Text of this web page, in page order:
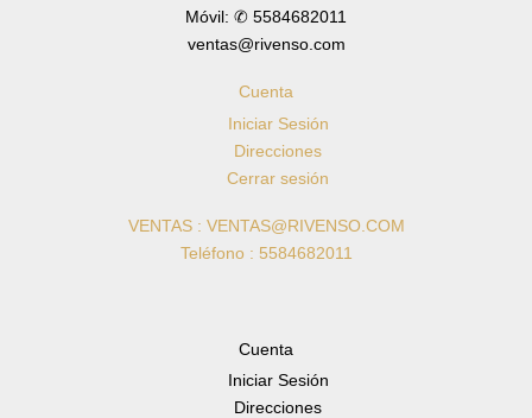
Móvil: ✆ 5584682011
ventas@rivenso.com
Cuenta
Iniciar Sesión
Direcciones
Cerrar sesión
VENTAS : VENTAS@RIVENSO.COM
Teléfono : 5584682011
Cuenta
Iniciar Sesión
Direcciones